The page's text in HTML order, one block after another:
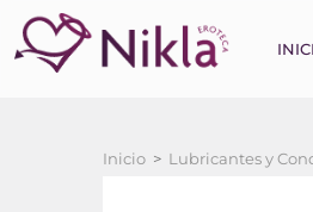
Inicio > Lubricantes y